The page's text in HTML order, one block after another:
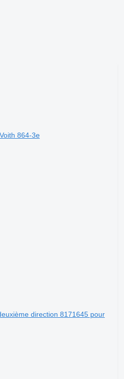
864-3e
direction 8171645 pour